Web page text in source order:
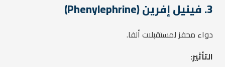
3. فينيل إفرين (Phenylephrine)
دواء محفز لمستقبلات ألفا.
التأثير: